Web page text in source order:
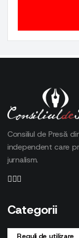
Consiliul de Presă
independent care
jurnalism.
Categorii
Reguli de utilizare